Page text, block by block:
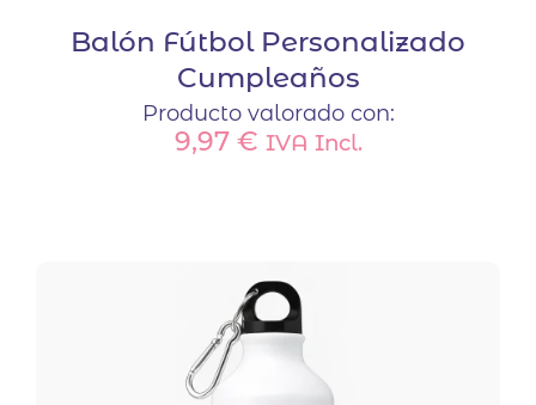
Balón Fútbol Personalizado
Cumpleaños
Producto valorado con:
9,97 € IVA Incl.
variantes.
Las
opciones